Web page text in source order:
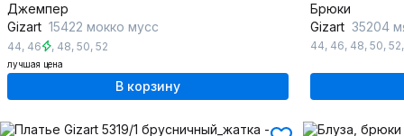
Джемпер
Gizart 15422 мокко мусс
44, 46 , 48, 50, 52
лучшая цена
В корзину
Брюки
Gizart 35204
44, 46, 48, 50, 52